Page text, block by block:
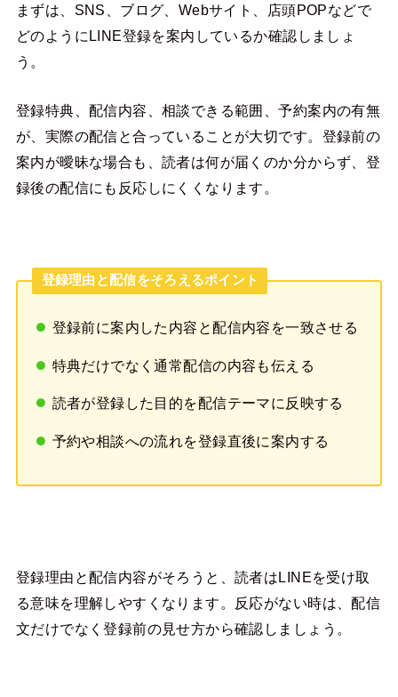
まずは、SNS、ブログ、Webサイト、店頭POPなどで
どのようにLINE登録を案内しているか確認しましょ
う。
登録特典、配信内容、相談できる範囲、予約案内の有無
が、実際の配信と合っていることが大切です。登録前の
案内が曖昧な場合も、読者は何が届くのか分からず、登
録後の配信にも反応しにくくなります。
登録理由と配信をそろえるポイント
登録前に案内した内容と配信内容を一致させる
特典だけでなく通常配信の内容も伝える
読者が登録した目的を配信テーマに反映する
予約や相談への流れを登録直後に案内する
登録理由と配信内容がそろうと、読者はLINEを受け取
る意味を理解しやすくなります。反応がない時は、配信
文だけでなく登録前の見せ方から確認しましょう。